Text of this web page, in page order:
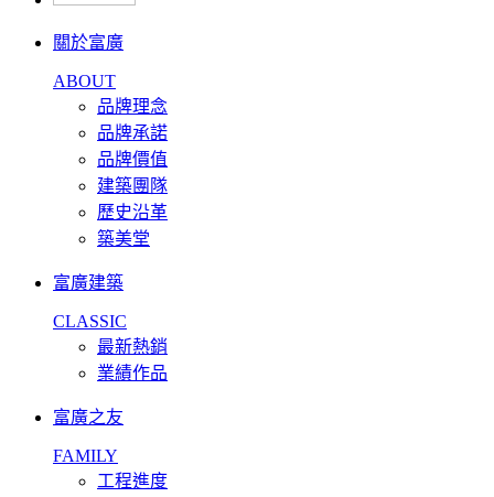
關於富廣
ABOUT
品牌理念
品牌承諾
品牌價值
建築團隊
歷史沿革
築美堂
富廣建築
CLASSIC
最新熱銷
業績作品
富廣之友
FAMILY
工程進度